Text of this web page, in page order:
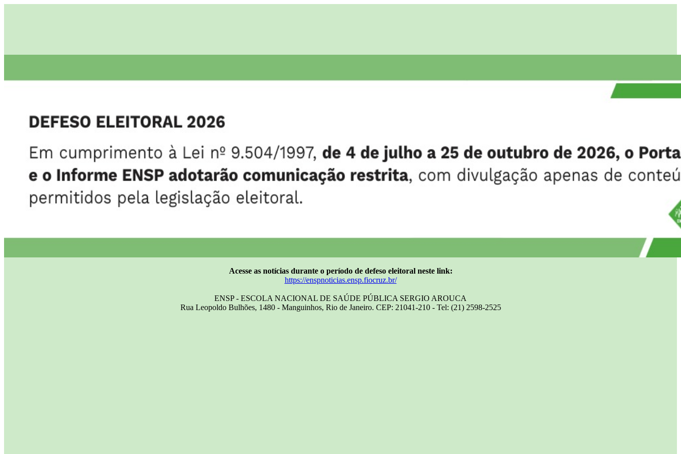
Acesse as notícias durante o período de defeso eleitoral neste link:
https://enspnoticias.ensp.fiocruz.br/
ENSP - ESCOLA NACIONAL DE SAÚDE PÚBLICA SERGIO AROUCA
Rua Leopoldo Bulhões, 1480 - Manguinhos, Rio de Janeiro. CEP: 21041-210 - Tel: (21) 2598-2525